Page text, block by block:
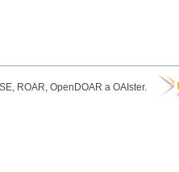
ROAR, OpenDOAR a OAIster.